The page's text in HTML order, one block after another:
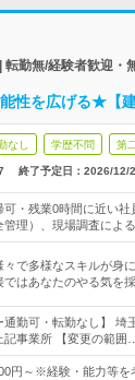
転勤無/経験者歓迎・
性を広げる★【建
なし 学歴不問 第
終了予定日： 2026/12/
・残業0時間に近い社
管理）、現場調査によ
で多様なスキルが身
はあなたのやる気を
通勤可・転勤なし】 埼
記事業所 【変更の範囲…
円～※経験・能力等を